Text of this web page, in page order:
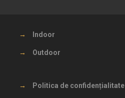
→ Indoor
→ Outdoor
→ Politica de confidențialitate